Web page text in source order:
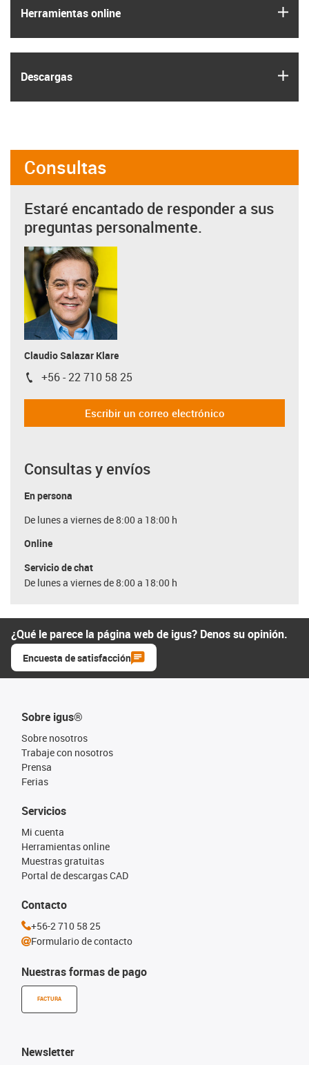
Herramientas online
Descargas
Consultas
Estaré encantado de responder a sus
preguntas personalmente.
Claudio Salazar Klare
igus-icon-phone
+56 - 22 710 58 25
Escribir un correo electrónico
Consultas y envíos
En persona
De lunes a viernes de 8:00 a 18:00 h
Online
Servicio de chat
De lunes a viernes de 8:00 a 18:00 h
¿Qué le parece la página web de igus? Denos su opinión.
Encuesta de satisfacción
Sobre igus®
Sobre nosotros
Trabaje con nosotros
Prensa
Ferias
Nuestras formas de pago
FACTURA
Servicios
Mi cuenta
Herramientas online
Muestras gratuitas
Portal de descargas CAD
Newsletter
Contacto
+56-2 710 58 25
Formulario de contacto